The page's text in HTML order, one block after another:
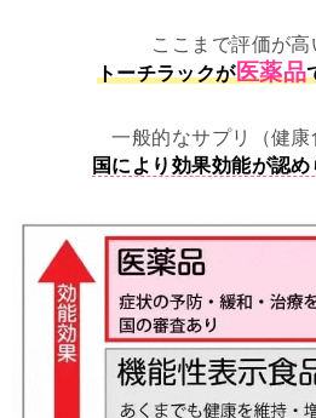
ここまで評価が高
トーチラックが医薬品
一般的なサプリ（健康
国により効果効能が認